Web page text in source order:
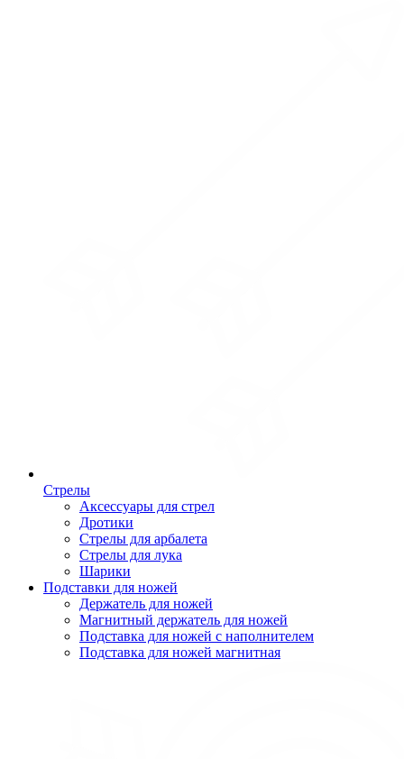
Стрелы
Аксессуары для стрел
Дротики
Стрелы для арбалета
Стрелы для лука
Шарики
Подставки для ножей
Держатель для ножей
Магнитный держатель для ножей
Подставка для ножей с наполнителем
Подставка для ножей магнитная